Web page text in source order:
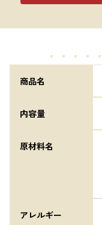
・・・・・
商品名
内容量
原材料名
アレルギー